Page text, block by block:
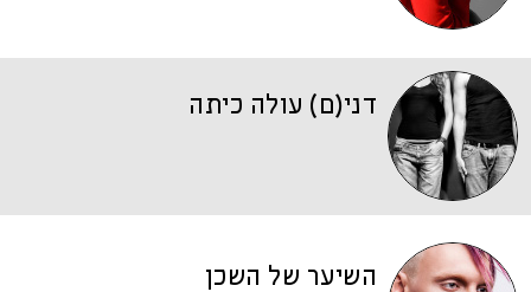
דני(ם) עולה כיתה
השיער של השכן